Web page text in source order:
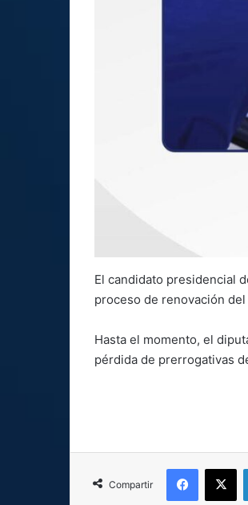
El candidato presidencial
proceso de renovación
Hasta el momento, el
pérdida de prerrogativas
Compartir
Facebook
X